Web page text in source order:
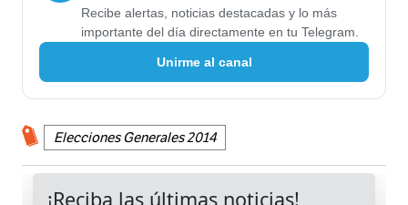
Recibe alertas, noticias destacadas y lo más
importante del día directamente en tu Telegram.
Unirme al canal
Elecciones Generales 2014